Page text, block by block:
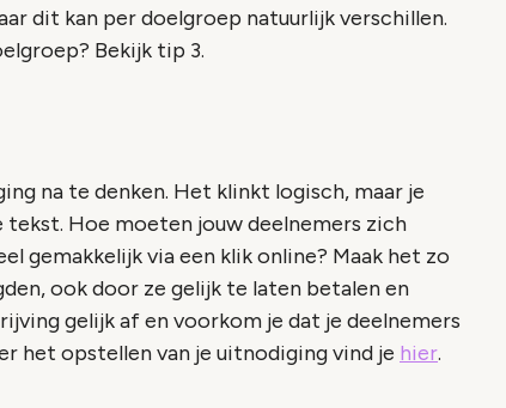
dit kan per doelgroep natuurlijk verschillen.
Bekijk tip 3.
na te denken. Het klinkt logisch, maar je
Hoe moeten jouw deelnemers zich
gemakkelijk via een klik online? Maak het zo
ook door ze gelijk te laten betalen en
gelijk af en voorkom je dat je deelnemers
het opstellen van je uitnodiging vind je hier.